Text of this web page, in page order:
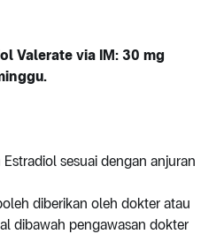
Valerate via IM: 30 mg
sesuai dengan anjuran
diberikan oleh dokter atau
dibawah pengawasan dokter